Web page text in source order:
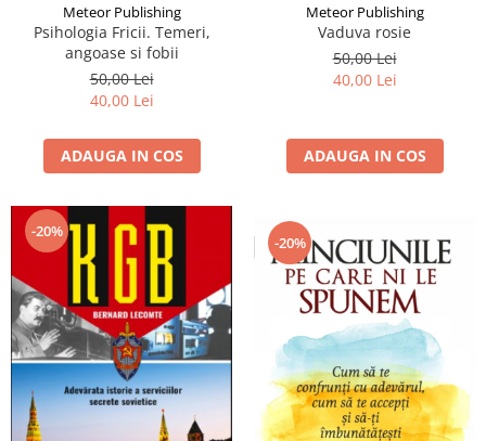
Meteor Publishing
Psihologia Fricii. Temeri,
angoase si fobii
50,00 Lei
40,00 Lei
ADAUGA IN COS
Meteor Publishing
Vaduva rosie
50,00 Lei
40,00 Lei
ADAUGA IN COS
-20%
-20%